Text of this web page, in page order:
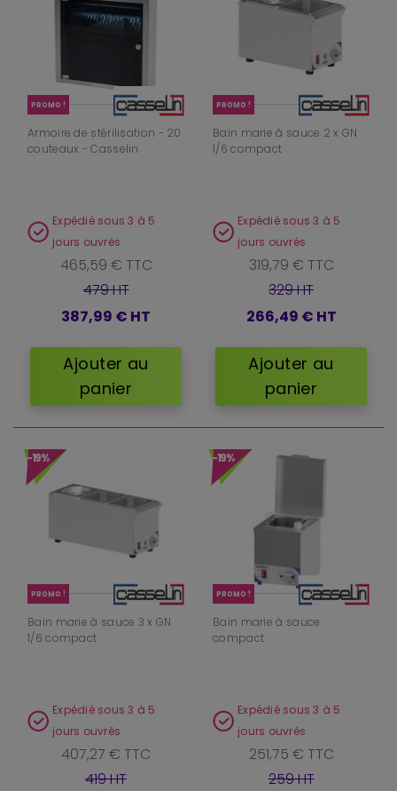
PROMO !
Armoire de stérilisation - 20
couteaux - Casselin
Expédié sous 3 à 5
jours ouvrés
465,59 € TTC
479 HT
387,99 € HT
Ajouter au
panier
PROMO !
Bain marie à sauce 2 x GN
1/6 compact
Expédié sous 3 à 5
jours ouvrés
319,79 € TTC
329 HT
266,49 € HT
Ajouter au
panier
-19%
PROMO !
Bain marie à sauce 3 x GN
1/6 compact
Expédié sous 3 à 5
jours ouvrés
407,27 € TTC
419 HT
-19%
PROMO !
Bain marie à sauce
compact
Expédié sous 3 à 5
jours ouvrés
251,75 € TTC
259 HT